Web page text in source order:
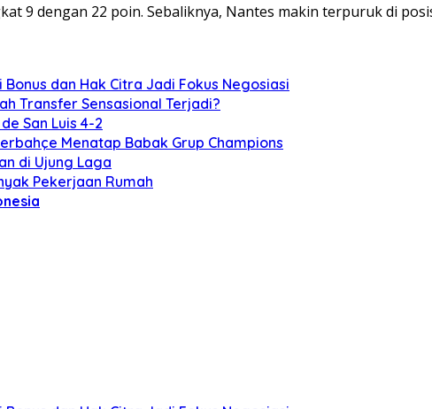
9 dengan 22 poin. Sebaliknya, Nantes makin terpuruk di
dan Hak Citra Jadi Fokus Negosiasi
Transfer Sensasional Terjadi?
San Luis 4-2
Menatap Babak Grup Champions
di Ujung Laga
Pekerjaan Rumah